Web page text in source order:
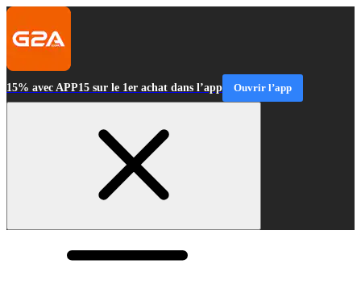
15% avec APP15 sur le 1er achat dans l’app Ouvrir l’app